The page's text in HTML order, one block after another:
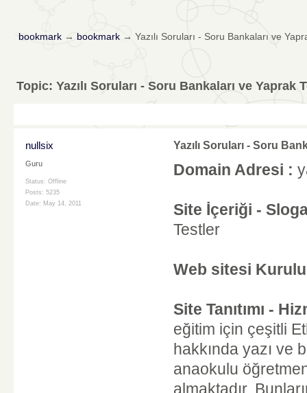
bookmark→ bookmark→ Yazılı Soruları - Soru Bankaları ve
Topic: Yazılı Soruları - Soru Bankaları ve Yaprak
nullsix
Guru
Status: Offline
Posts: 5235
Date: May 14, 2011
Yazılı Soruları - Soru
Domain Adresi :
Site İçeriği -
Testler
Web sitesi
Site Tanıtımı -
eğitim için çeşitli
hakkında yazı ve
anaokulu
almaktadır.